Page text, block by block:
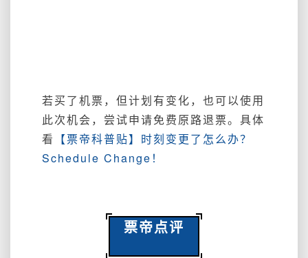
若买了机票，但计划有变化，也可以使用
此次机会，尝试申请免费原路退票。具体
看 【票帝科普贴】时刻变更了怎么办？
Schedule Change！
票帝点评